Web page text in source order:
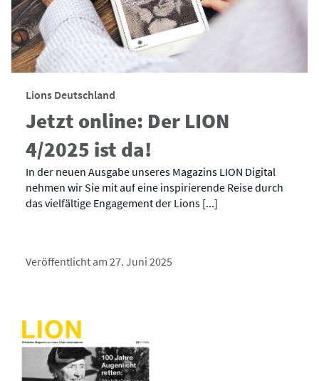
Lions Deutschland
Jetzt online: Der LION
4/2025 ist da!
In der neuen Ausgabe unseres Magazins LION Digital
nehmen wir Sie mit auf eine inspirierende Reise durch
das vielfältige Engagement der Lions [...]
Veröffentlicht am 27. Juni 2025